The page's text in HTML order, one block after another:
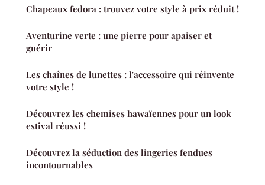
Chapeaux fedora : trouvez votre style à prix réduit !
Aventurine verte : une pierre pour apaiser et
guérir
Les chaînes de lunettes : l'accessoire qui réinvente
votre style !
Découvrez les chemises hawaïennes pour un look
estival réussi !
Découvrez la séduction des lingeries fendues
incontournables